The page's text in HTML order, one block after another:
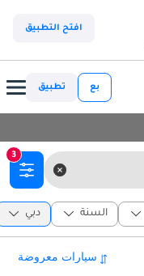
افتح التطبيق
بع تطبيق
3
السنة دبي